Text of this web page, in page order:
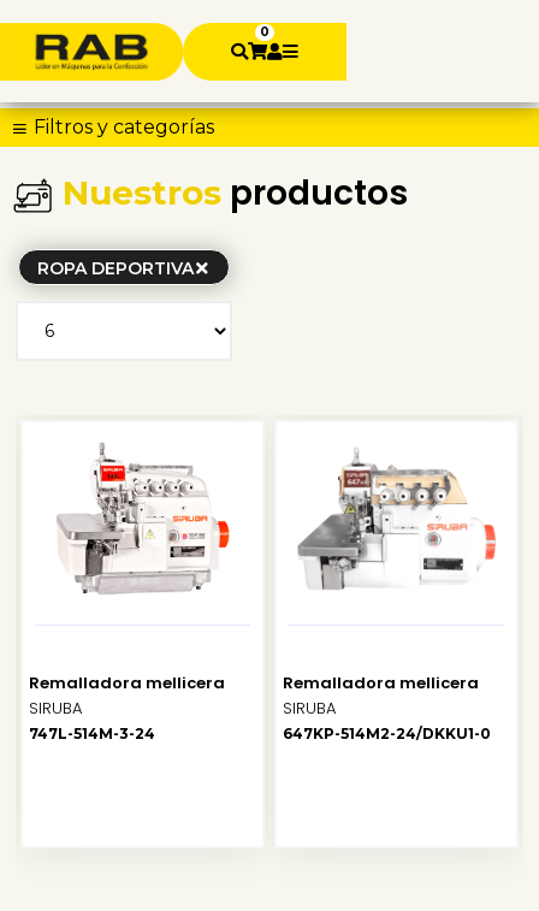
0
Filtros y categorías
Nuestrosproductos
ROPA DEPORTIVA
Remalladora mellicera
SIRUBA
747L-514M-3-24
Remalladora mellicera
SIRUBA
647KP-514M2-24/DKKU1-0